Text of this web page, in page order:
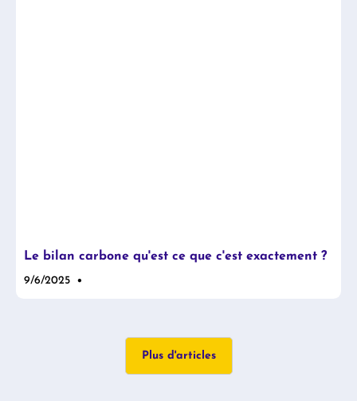
Le bilan carbone qu'est ce que c'est exactement ?
9/6/2025 •
Plus d'articles